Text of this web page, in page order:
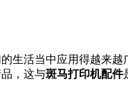
生活当中应用得越来越
，这与斑马打印机配件